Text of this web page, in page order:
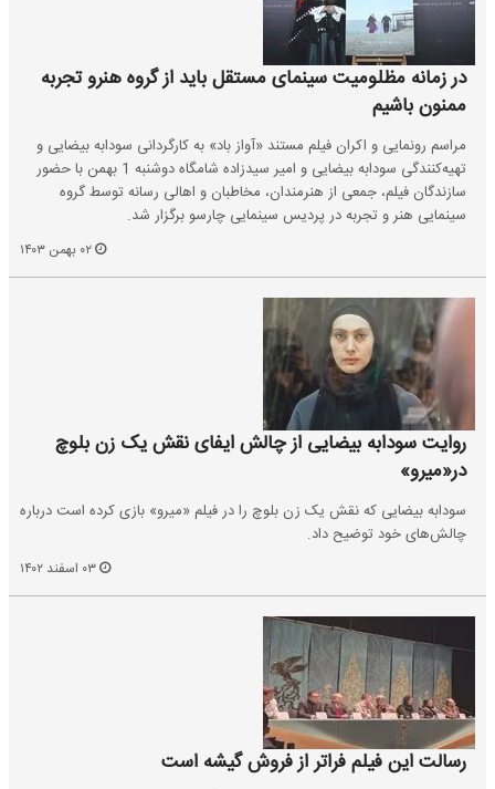
در زمانه مظلومیت سینمای مستقل باید از گروه هنرو تجربه
ممنون باشیم
مراسم رونمایی و اکران فیلم مستند «آواز باد» به کارگردانی سودابه بیضایی و
تهیه‌کنندگی سودابه بیضایی و امیر سیدزاده شامگاه دوشنبه 1 بهمن با حضور
سازندگان فیلم، جمعی از هنرمندان، مخاطبان و اهالی رسانه توسط گروه
سینمایی هنر و تجربه در پردیس سینمایی چارسو برگزار شد.
روایت سودابه بیضایی از چالش ایفای نقش یک زن بلوچ
در«میرو»
سودابه بیضایی که نقش یک زن بلوچ را در فیلم «میرو» بازی کرده است درباره
چالش‌های خود توضیح داد.
رسالت این فیلم فراتر از فروش گیشه است